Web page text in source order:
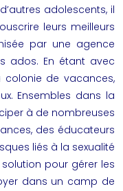
adolescents, il
leurs meilleurs
par une agence
ados. En étant avec
colonie de vacances,
Ensembles dans la
à de nombreuses
des éducateurs
liés à la sexualité
pour gérer les
dans un camp de